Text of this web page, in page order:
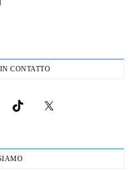
CONTATTO